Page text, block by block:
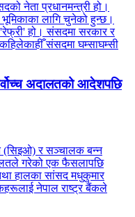
नेता प्रधानमन्त्री हो।
लागि चुनेको हुन्छ।
हो। संसदमा सरकार र
संसदमा घम्साघम्सी
अदालतको आदेशपछि
(सिइओ) र सञ्चालक बन्न
गरेको एक फैसलापछि
हालका सांसद मधुकुमार
नेपाल राष्ट्र बैंकले